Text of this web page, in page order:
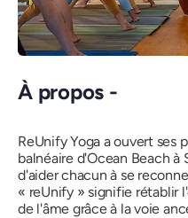
À propos -
ReUnify Yoga a ouvert ses
balnéaire d'Ocean Beach à
d'aider chacun à se
« reUnify » signifie rétablir
de l'âme grâce à la voie